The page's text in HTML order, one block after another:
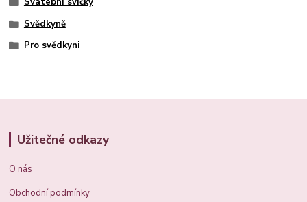
Svědkyně
Pro svědkyni
Užitečné odkazy
O nás
Obchodní podmínky